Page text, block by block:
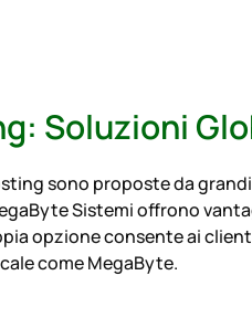
Soluzioni
sono proposte da
Sistemi offrono
opzione consente ai
come MegaByte.